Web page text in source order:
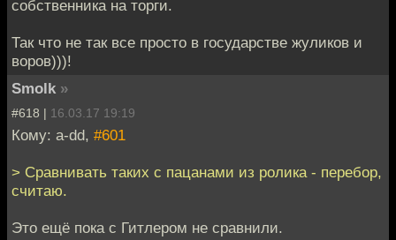
собственника на торги.
Так что не так все просто в государстве жуликов и
воров)))!
Smolk »
#618 | 16.03.17 19:19
Кому: a-dd, #601
> Сравнивать таких с пацанами из ролика - перебор,
считаю.
Это ещё пока с Гитлером не сравнили.